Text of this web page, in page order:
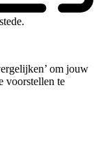
om jouw
voorstellen te